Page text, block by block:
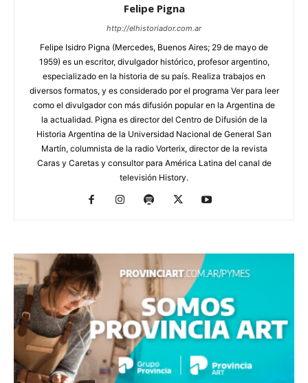
Felipe Pigna
http://elhistoriador.com.ar
Felipe Isidro Pigna (Mercedes, Buenos Aires; 29 de mayo de
1959) es un escritor, divulgador histórico, profesor argentino,
especializado en la historia de su país. Realiza trabajos en
diversos formatos, y es considerado por el programa Ver para leer
como el divulgador con más difusión popular en la Argentina de
la actualidad. Pigna es director del Centro de Difusión de la
Historia Argentina de la Universidad Nacional de General San
Martín, columnista de la radio Vorterix, director de la revista
Caras y Caretas y consultor para América Latina del canal de
televisión History.